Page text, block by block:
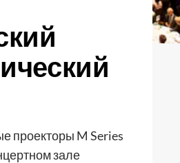
проекторы M Series
зале